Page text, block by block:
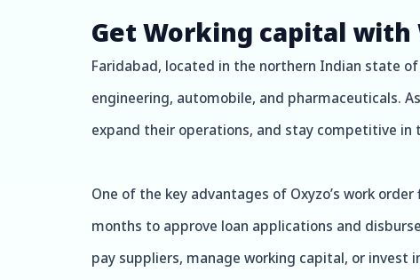
Get Working capital
Faridabad, located in the northern Indian state
engineering, automobile, and pharmaceuticals.
expand their operations, and stay competitive in
One of the key advantages of Oxyzo’s work
months to approve loan applications and
pay suppliers, manage working capital, or invest